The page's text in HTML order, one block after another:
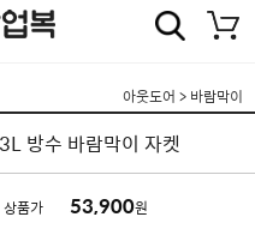
아웃도어 > 바람막이
방수 바람막이 자켓
상품가 53,900원